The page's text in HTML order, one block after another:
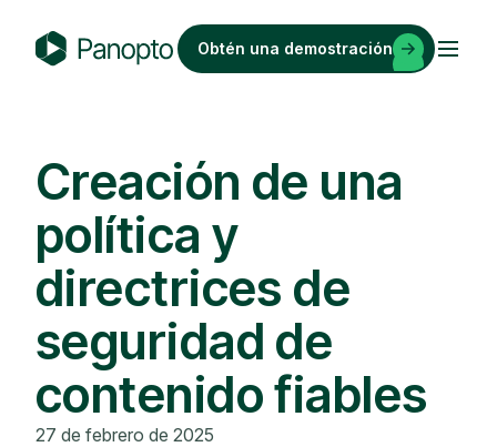
o
p
o
Obtén una demostración
Creación de una
política y
directrices de
seguridad de
contenido fiables
27 de febrero de 2025